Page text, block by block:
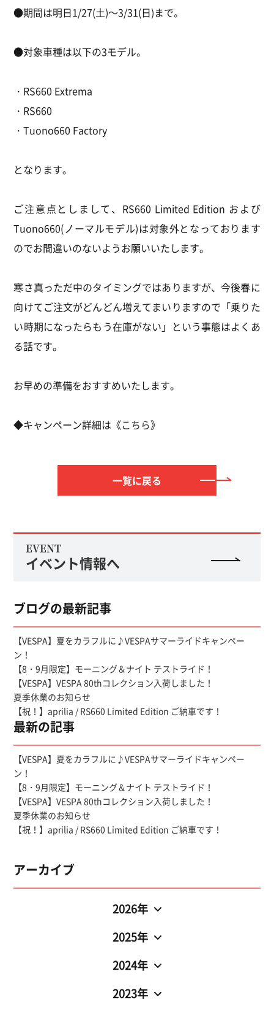
●期間は明日1/27(土)～3/31(日)まで。
●対象車種は以下の3モデル。
・RS660 Extrema
・RS660
・Tuono660 Factory
となります。
ご注意点としまして、RS660 Limited Edition および
Tuono660(ノーマルモデル)は対象外となっております
のでお間違いのないようお願いいたします。
寒さ真っただ中のタイミングではありますが、今後春に
向けてご注文がどんどん増えてまいりますので「乗りた
い時期になったらもう在庫がない」という事態はよくあ
る話です。
お早めの準備をおすすめいたします。
◆キャンペーン詳細は《こちら》
一覧に戻る
EVENT
イベント情報へ
ブログの最新記事
【VESPA】夏をカラフルに♪VESPAサマーライドキャンペー
ン！
【8・9月限定】モーニング＆ナイト テストライド！
【VESPA】VESPA 80thコレクション入荷しました！
夏季休業のお知らせ
【祝！】aprilia / RS660 Limited Edition ご納車です！
最新の記事
【VESPA】夏をカラフルに♪VESPAサマーライドキャンペー
ン！
【8・9月限定】モーニング＆ナイト テストライド！
【VESPA】VESPA 80thコレクション入荷しました！
夏季休業のお知らせ
【祝！】aprilia / RS660 Limited Edition ご納車です！
アーカイブ
2026年
2025年
2024年
2023年